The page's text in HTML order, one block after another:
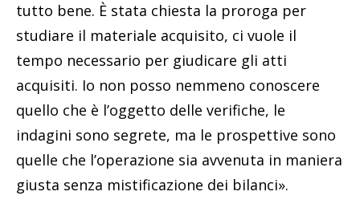
tutto bene. È stata chiesta la proroga per
studiare il materiale acquisito, ci vuole il
tempo necessario per giudicare gli atti
acquisiti. Io non posso nemmeno conoscere
quello che è l’oggetto delle verifiche, le
indagini sono segrete, ma le prospettive sono
quelle che l’operazione sia avvenuta in maniera
giusta senza mistificazione dei bilanci».